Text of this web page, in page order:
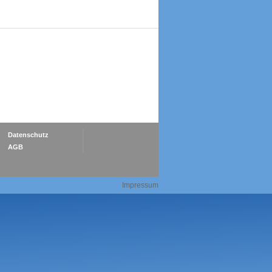
Datenschutz
AGB
Impressum